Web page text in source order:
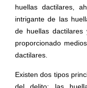
huellas dactilares,
intrigante de las
de huellas
proporcionado
dactilares.
Existen dos tipos
del delito: las